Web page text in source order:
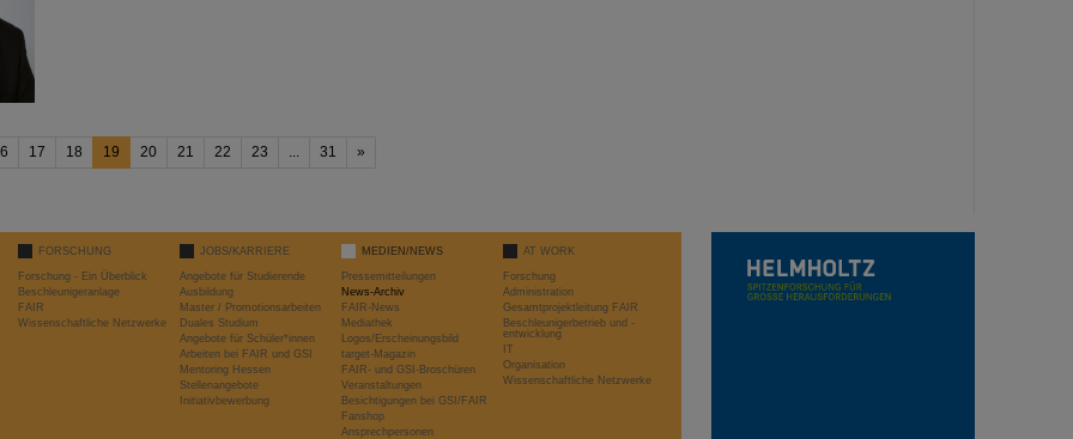
17 18 19 20 21 22 23 ... 31 »
FORSCHUNG
Forschung - Ein Überblick
Beschleunigeranlage
FAIR
Wissenschaftliche Netzwerke
JOBS/KARRIERE
Angebote für Studierende
Ausbildung
Master / Promotionsarbeiten
Duales Studium
Angebote für Schüler*innen
Arbeiten bei FAIR und GSI
Mentoring Hessen
Stellenangebote
Initiativbewerbung
MEDIEN/NEWS
Pressemitteilungen
News-Archiv
FAIR-News
Mediathek
Logos/Erscheinungsbild
target-Magazin
FAIR- und GSI-Broschüren
Veranstaltungen
Besichtigungen bei GSI/FAIR
Fanshop
Ansprechpersonen
AT WORK
Forschung
Administration
Gesamtprojektleitung FAIR
Beschleunigerbetrieb und -
entwicklung
IT
Organisation
Wissenschaftliche Netzwerke